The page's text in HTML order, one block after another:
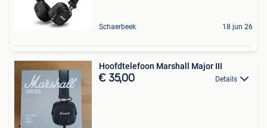
Schaerbeek 18 jun 26
Hoofdtelefoon Marshall Major III
€ 35,00 Details